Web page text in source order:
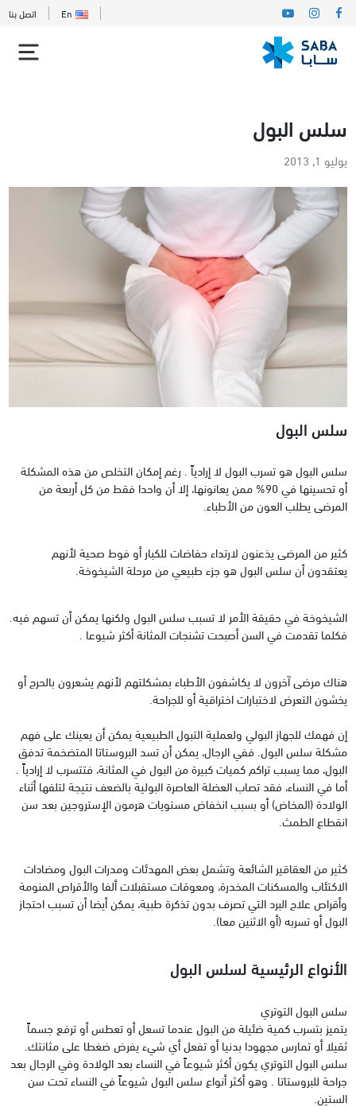
En اتصل بنا
سلس البول
يوليو 1, 2013
سلس البول
سلس البول هو تسرب البول لا إرادياً . رغم إمكان التخلص من هذه المشكلة
أو تحسينها في 90% ممن يعانونها، إلا أن واحدا فقط من كل أربعة من
المرضى يطلب العون من الأطباء.
‏كثير من المرضى يذعنون لارتداء حفاضات للكبار أو فوط صحية لأنهم
يعتقدون أن سلس البول هو جزء طبيعي من مرحلة الشيخوخة.
الشيخوخة في حقيقة الأمر لا تسبب سلس البول ولكنها يمكن أن تسهم فيه.
فكلما تقدمت في السن أصبحت تشنجات المثانة أكثر شيوعا .
‏هناك مرضى آخرون لا يكاشفون الأطباء بمشكلتهم لأنهم يشعرون بالحرج أو
يخشون التعرض لاختبارات اختراقية أو للجراحة.
إن فهمك للجهاز البولي ولعملية التبول الطبيعية يمكن أن يعينك على فهم
مشكلة سلس البول. ففي الرجال، يمكن أن تسد البروستاتا المتضخمة تدفق
البول، مما يسبب تراكم كميات كبيرة من البول في المثانة، فتتسرب لا إرادياً .
‏أما في النساء، فقد تصاب العضلة العاصرة البولية بالضعف نتيجة لتلفها أثناء
الولادة (المخاض) أو بسبب انخفاض مستويات هرمون الإستروجين بعد سن
انقطاع الطمث.
‏كثير من العقاقير الشائعة وتشمل بعض المهدئات ومدرات البول ومضادات
الاكتئاب والمسكنات المخدرة، ومعوقات مستقبلات ألفا والأقراص المنومة
وأقراص علاج البرد التي تصرف بدون تذكرة طبية، يمكن أيضا أن تسبب احتجاز
البول أو تسربه (أو الاثنين معا).
‏الأنواع الرئيسية لسلس البول
‏سلس البول التوتري
يتميز بتسرب كمية ضئيلة من البول عندما تسعل أو تعطس أو ترفع جسماً
ثقيلا أو تمارس مجهودا بدنيا أو تفعل أي شيء يفرض ضغطا على مثانتك.
سلس البول التوتري يكون أكثر شيوعاً في النساء بعد الولادة وفي الرجال بعد
جراحة للبروستاتا . وهو أكثر أنواع سلس البول شيوعاً في النساء تحت سن
الستين.